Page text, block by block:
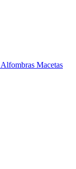
Alfombras Macetas